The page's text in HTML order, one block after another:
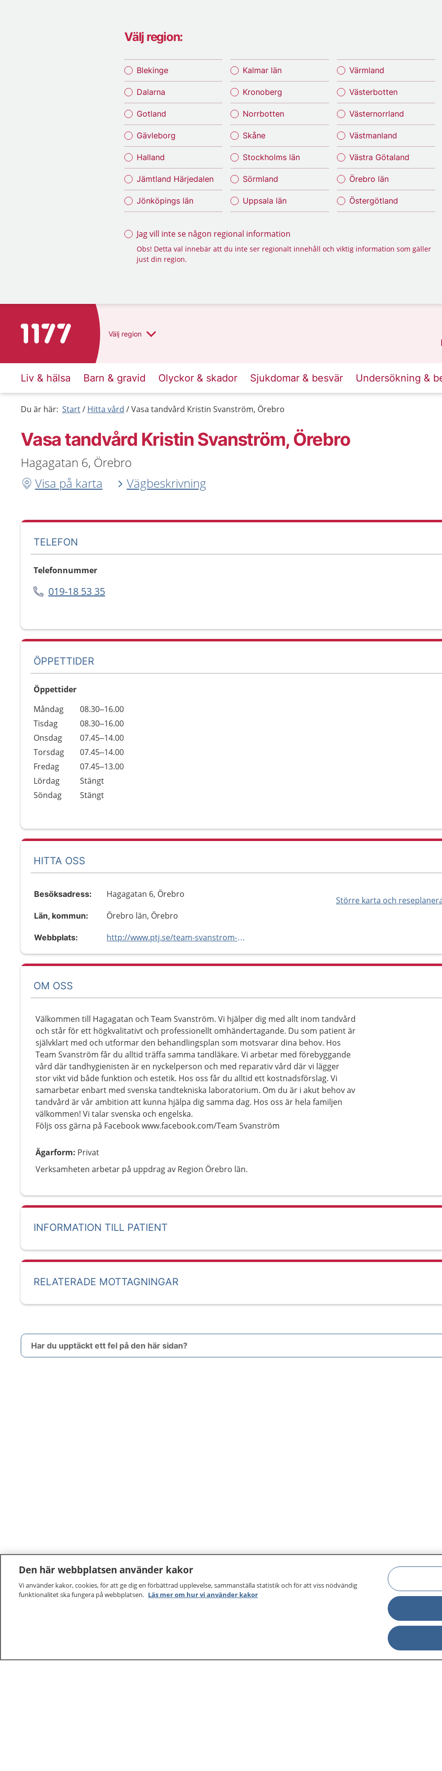
Välj region:
Blekinge
Dalarna
Gotland
Gävleborg
Halland
Jämtland Härjedalen
Jönköpings län
Kalmar län
Kronoberg
Norrbotten
Skåne
Stockholms län
Sörmland
Uppsala län
Värmland
Västerbotten
Västernorrland
Västmanland
Västra Götaland
Örebro län
Östergötland
Jag vill inte se någon regional information
Obs! Detta val innebär att du inte ser regionalt innehåll och viktig information som gäller
just din region.
Till startsidan för 1177 Välj region
Liv & hälsa Barn & gravid Olyckor & skador Sjukdomar & besvär Undersökning &
Du är här: Start Hitta vård Vasa tandvård Kristin Svanström, Örebro
Vasa tandvård Kristin Svanström, Örebro
Hagagatan 6, Örebro
Visa på karta
Vägbeskrivning
TELEFON
Telefonnummer
019-18 53 35
ÖPPETTIDER
Öppettider
Dag
Öppettider
Kommentarer
Måndag
08.30–16.00
Tisdag
08.30–16.00
Onsdag
07.45–14.00
Torsdag
07.45–14.00
Fredag
07.45–13.00
Lördag
Stängt
Söndag
Stängt
HITTA OSS
Större karta och
Besöksadress: Hagagatan 6, Örebro
Län, kommun: Örebro län, Örebro
Webbplats: http://www.ptj.se/team-svanstrom-tandvard//
OM OSS
Välkommen till Hagagatan och Team Svanström. Vi hjälper dig med allt inom tandvård
och står för ett högkvalitativt och professionellt omhändertagande. Du som patient är
självklart med och utformar den behandlingsplan som motsvarar dina behov. Hos
Team Svanström får du alltid träffa samma tandläkare. Vi arbetar med förebyggande
vård där tandhygienisten är en nyckelperson och med reparativ vård där vi lägger
stor vikt vid både funktion och estetik. Hos oss får du alltid ett kostnadsförslag. Vi
samarbetar enbart med svenska tandtekniska laboratorium. Om du är i akut behov av
tandvård är vår ambition att kunna hjälpa dig samma dag. Hos oss är hela familjen
välkommen! Vi talar svenska och engelska.
Följs oss gärna på Facebook www.facebook.com/Team Svanström
Ägarform: Privat
Verksamheten arbetar på uppdrag av Region Örebro län.
INFORMATION TILL PATIENT
RELATERADE MOTTAGNINGAR
Har du upptäckt ett fel på den här sidan?
Den här webbplatsen använder kakor
Vi använder kakor, cookies, för att ge dig en förbättrad upplevelse, sammanställa statistik och för att viss nödvändig
funktionalitet ska fungera på webbplatsen. Läs mer om hur vi använder kakor